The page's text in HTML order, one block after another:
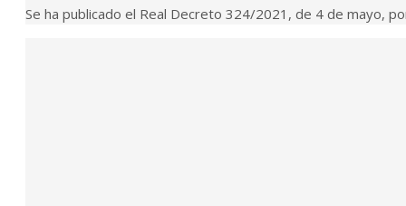
Se ha publicado el Real Decreto 324/2021, de 4 de mayo,